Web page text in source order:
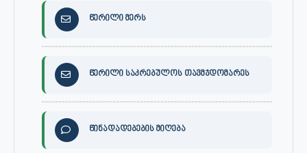
წერილი მერს
წერილი საკრებულოს თავმჯდომარეს
წინადადებების მიღება